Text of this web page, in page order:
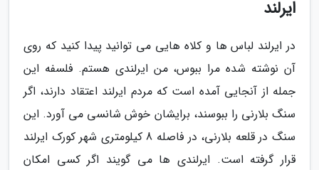
ایرلند
در ایرلند لباس ها و کلاه هایی می توانید پیدا کنید که روی
آن نوشته شده مرا ببوس، من ایرلندی هستم. فلسفه این
جمله از آنجایی آمده است که مردم ایرلند اعتقاد دارند، اگر
سنگ بلارنی را ببوسند، برایشان خوش شانسی می آورد. این
سنگ در قلعه بلارنی، در فاصله 8 کیلومتری شهر کورک ایرلند
قرار گرفته است. ایرلندی ها می گویند اگر کسی امکان